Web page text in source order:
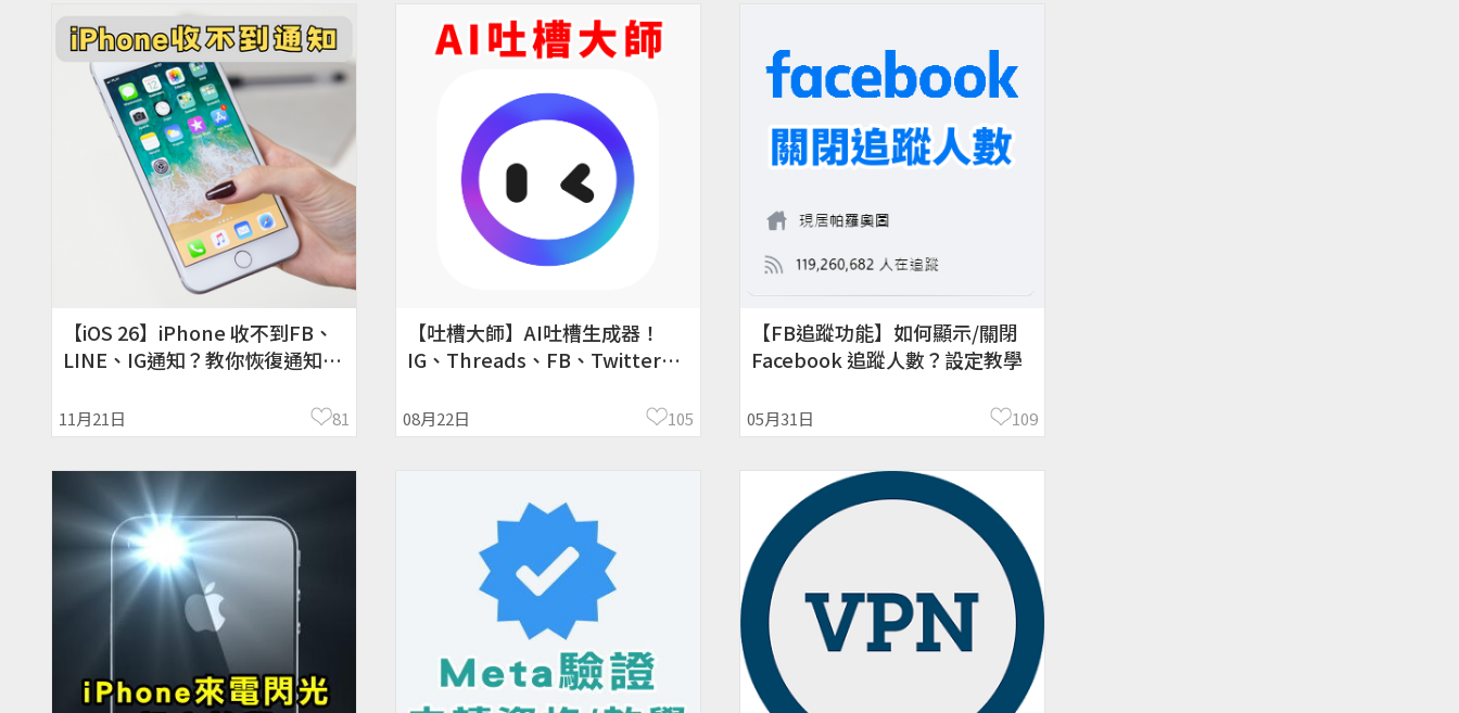
【iOS 26】iPhone 收不到FB、
LINE、IG通知？教你恢復通知設
11月21日 81
【吐槽大師】AI吐槽生成器！
IG、Threads、FB、Twitter都
08月22日 105
【FB追蹤功能】如何顯示/關閉
Facebook 追蹤人數？設定教學
05月31日 109